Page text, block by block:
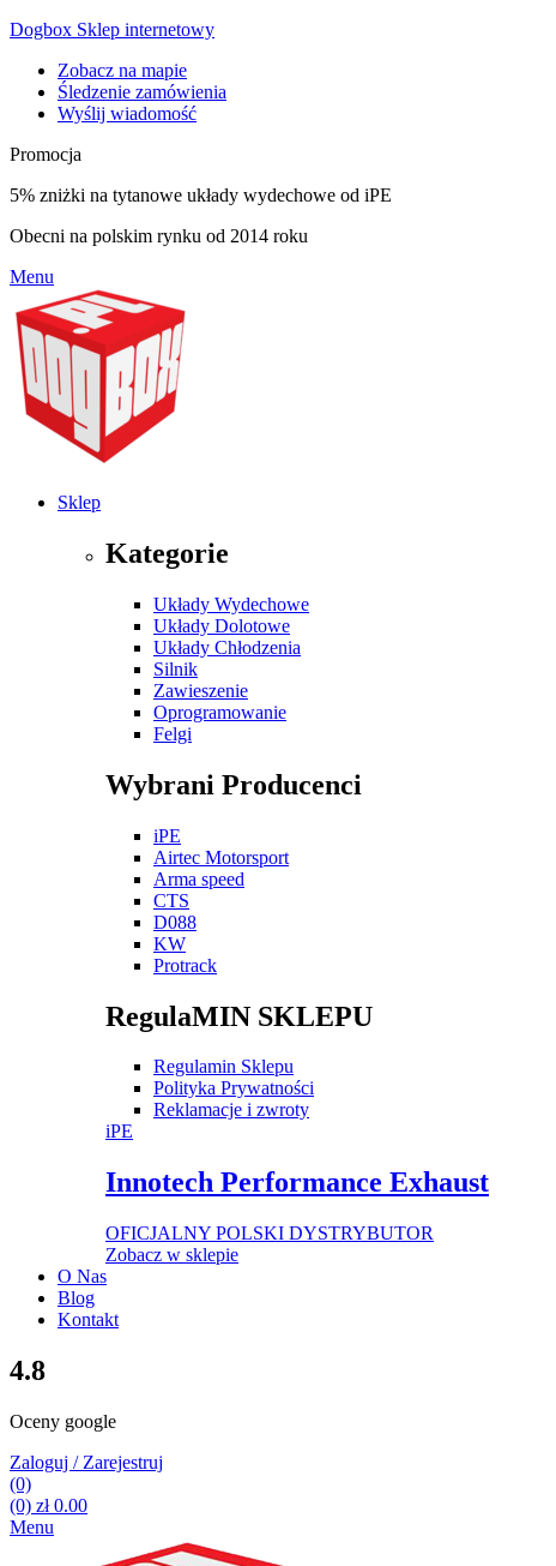
Dogbox Sklep internetowy
Zobacz na mapie
Śledzenie zamówienia
Wyślij wiadomość
Promocja
5% zniżki na tytanowe układy wydechowe od iPE
Obecni na polskim rynku od 2014 roku
Menu
Sklep
Kategorie
Układy Wydechowe
Układy Dolotowe
Układy Chłodzenia
Silnik
Zawieszenie
Oprogramowanie
Felgi
Wybrani Producenci
iPE
Airtec Motorsport
Arma speed
CTS
D088
KW
Protrack
RegulaMIN SKLEPU
Regulamin Sklepu
Polityka Prywatności
Reklamacje i zwroty
iPE
Innotech Performance Exhaust
OFICJALNY POLSKI DYSTRYBUTOR
Zobacz w sklepie
O Nas
Blog
Kontakt
4.8
Oceny google
Zaloguj / Zarejestruj
(0)
(0) zł0.00
Menu